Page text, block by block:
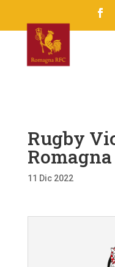
Rugby
Romagna
11 Dic 2022